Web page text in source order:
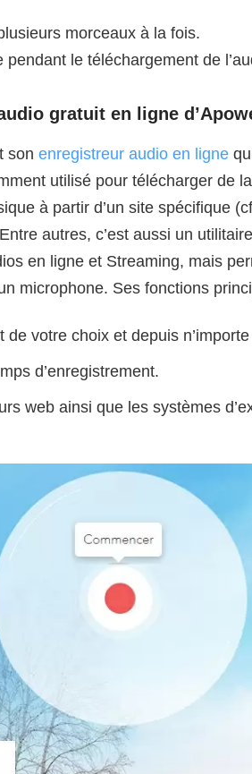
morceaux à la fois.
le téléchargement de
gratuit en ligne
son enregistreur audio en ligne
utilisé pour télécharger de
à partir d’un site spécifique
autres, c’est aussi un
en ligne et Streaming, mais
microphone. Ses fonctions
de votre choix et depuis
d’enregistrement.
web ainsi que les systèmes